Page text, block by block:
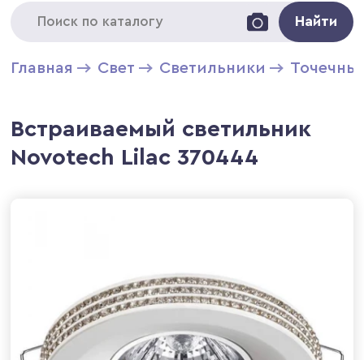
Найти
Главная Свет Светильники
Встраиваемый светильник
Novotech Lilac 370444